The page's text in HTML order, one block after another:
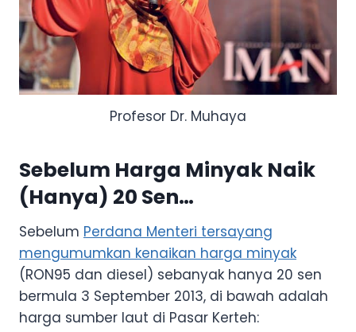
Profesor Dr. Muhaya
Sebelum Harga Minyak Naik
(Hanya) 20 Sen…
Sebelum Perdana Menteri tersayang
mengumumkan kenaikan harga minyak
(RON95 dan diesel) sebanyak hanya 20 sen
bermula 3 September 2013, di bawah adalah
harga sumber laut di Pasar Kerteh: